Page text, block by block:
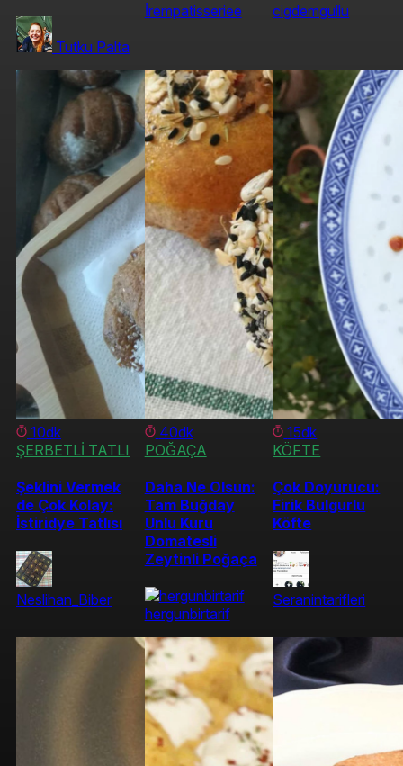
Tutku Palta
İrempatisseriee cigdemgullu
10dk
ŞERBETLİ TATLI
Şeklini Vermek
de Çok Kolay:
İstiridye Tatlısı
Neslihan_Biber
40dk
POĞAÇA
Daha Ne Olsun:
Tam Buğday
Unlu Kuru
Domatesli
Zeytinli Poğaça
hergunbirtarif
15dk
KÖFTE
Çok Doyurucu:
Firik Bulgurlu
Köfte
Seranintarifleri